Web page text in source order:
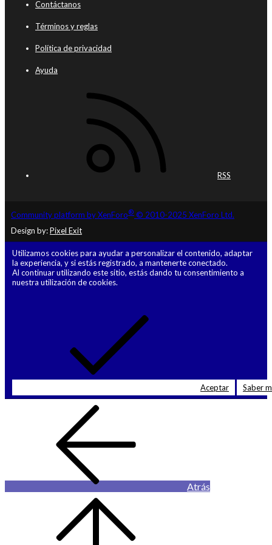
Contáctanos
Términos y reglas
Política de privacidad
Ayuda
RSS
Community platform by XenForo® © 2010-2025 XenForo Ltd.
Design by:Pixel Exit
Utilizamos cookies para ayudar a personalizar el contenido, adaptar
la experiencia, y si estás registrado, a mantenerte conectado.
Al continuar utilizando este sitio, estás dando tu consentimiento a
nuestra utilización de cookies.
Aceptar Saber
Atrás